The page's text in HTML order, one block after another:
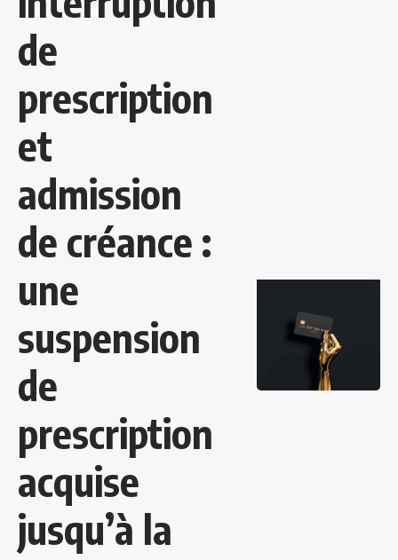
de
prescription
et
admission
de créance :
une
suspension
de
prescription
acquise
jusqu’à la